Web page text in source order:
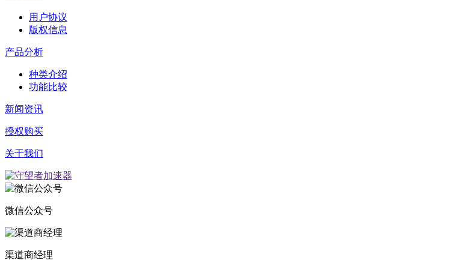
用户协议
版权信息
产品分析
种类介绍
功能比较
新闻资讯
授权购买
关于我们
微信公众号
渠道商经理